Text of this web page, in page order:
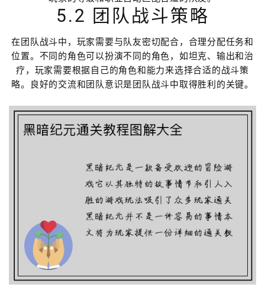
5.2 团队战斗策略
在团队战斗中，玩家需要与队友密切配合，合理分配任务和
位置。不同的角色可以扮演不同的角色，如坦克、输出和治
疗，玩家需要根据自己的角色和能力来选择合适的战斗策
略。良好的交流和团队意识是团队战斗中取得胜利的关键。